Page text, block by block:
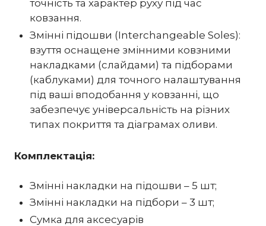
точність та характер руху під час
ковзання.
Змінні підошви (Interchangeable Soles):
взуття оснащене змінними ковзними
накладками (слайдами) та підборами
(каблуками) для точного налаштування
під ваші вподобання у ковзанні, що
забезпечує універсальність на різних
типах покриття та діаграмах оливи.
Комплектація:
Змінні накладки на підошви – 5 шт;
Змінні накладки на підбори – 3 шт;
Сумка для аксесуарів